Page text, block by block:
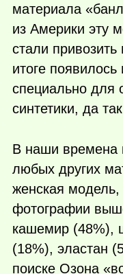
материала
из Америки эту
стали
итоге
специально для
синтетики, да
В наши времена
любых других
женская
фотографии
кашемир (48%),
(18%), эластан
поиске Озона